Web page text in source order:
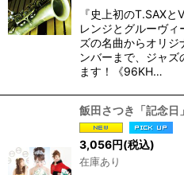
『史上初のT.SAX
レンジとグルーヴィ
ズの名曲からオリ
ンバーまで、ジャズ
ます！《96KH…
飯田さつき「記念日」
3,056円(税込)
在庫あり